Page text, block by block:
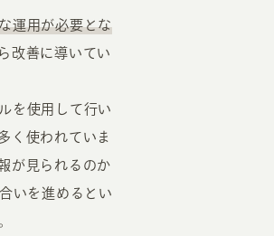
よる戦略会議
ての原稿を執筆
を高めるデザイン
対策
た
運用が必要とな
改善に導いてい
を使用して行い
く使われていま
が見られるのか
いを進めるとい